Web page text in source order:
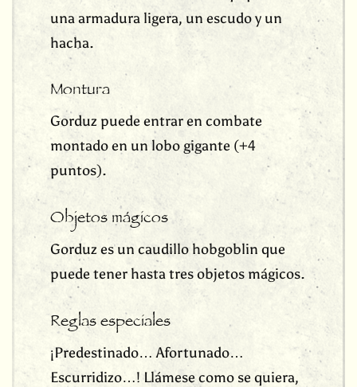
una armadura ligera, un escudo y un
hacha.
Montura
Gorduz puede entrar en combate
montado en un lobo gigante (+4
puntos).
Objetos mágicos
Gorduz es un caudillo hobgoblin que
puede tener hasta tres objetos mágicos.
Reglas especiales
¡Predestinado… Afortunado…
Escurridizo…! Llámese como se quiera,